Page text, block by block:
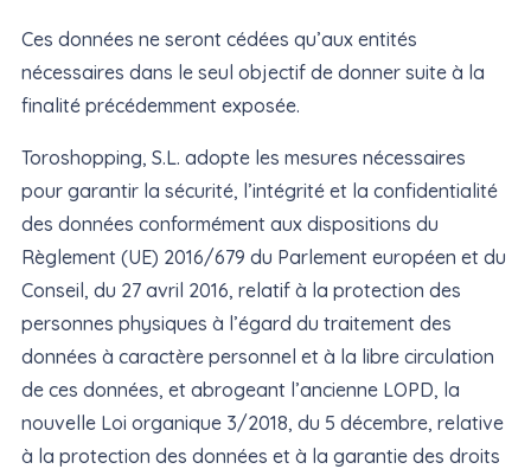
Ces données ne seront cédées qu’aux entités
nécessaires dans le seul objectif de donner suite à la
finalité précédemment exposée.
Toroshopping, S.L. adopte les mesures nécessaires
pour garantir la sécurité, l’intégrité et la confidentialité
des données conformément aux dispositions du
Règlement (UE) 2016/679 du Parlement européen et du
Conseil, du 27 avril 2016, relatif à la protection des
personnes physiques à l’égard du traitement des
données à caractère personnel et à la libre circulation
de ces données, et abrogeant l’ancienne LOPD, la
nouvelle Loi organique 3/2018, du 5 décembre, relative
à la protection des données et à la garantie des droits